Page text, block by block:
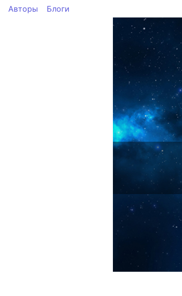
Авторы Блоги